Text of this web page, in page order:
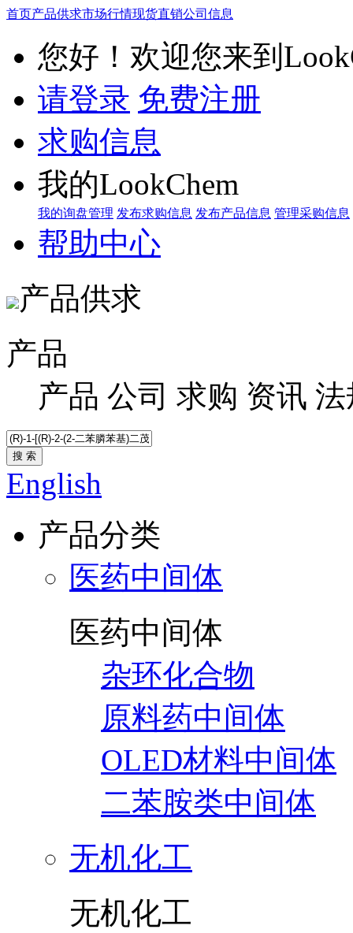
首页产品供求市场行情现货直销公司信息
您好！欢迎您来到
请登录 免费注册
求购信息
我的LookChem
我的询盘管理 发布求购信息 发布产品信息 管理采购信息
帮助中心
产品供求
产品
产品 公司 求购 资讯 法
搜 索
English
产品分类
医药中间体
医药中间体
杂环化合物
原料药中间体
OLED材料中间体
二苯胺类中间体
无机化工
无机化工